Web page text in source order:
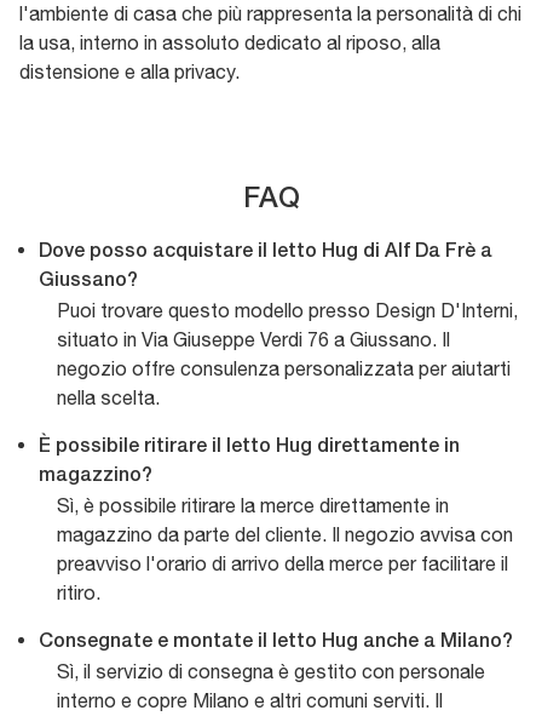
l'ambiente di casa che più rappresenta la personalità di chi
la usa, interno in assoluto dedicato al riposo, alla
distensione e alla privacy.
FAQ
Dove posso acquistare il letto Hug di Alf Da Frè a
Giussano?
Puoi trovare questo modello presso Design D'Interni,
situato in Via Giuseppe Verdi 76 a Giussano. Il
negozio offre consulenza personalizzata per aiutarti
nella scelta.
È possibile ritirare il letto Hug direttamente in
magazzino?
Sì, è possibile ritirare la merce direttamente in
magazzino da parte del cliente. Il negozio avvisa con
preavviso l'orario di arrivo della merce per facilitare il
ritiro.
Consegnate e montate il letto Hug anche a Milano?
Sì, il servizio di consegna è gestito con personale
interno e copre Milano e altri comuni serviti. Il